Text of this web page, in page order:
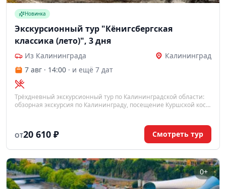
Новинка
Экскурсионный тур "Кёнигсбергская
классика (лето)", 3 дня
Из Калининграда
Калининград
7 авг · 14:00 · и ещё 7 дат
Трёхдневный экскурсионный тур по Калининградской области:
обзорная экскурсия по Калининграду, посещение Куршской косы
ОТ20 610 ₽ Смотреть тур
0+